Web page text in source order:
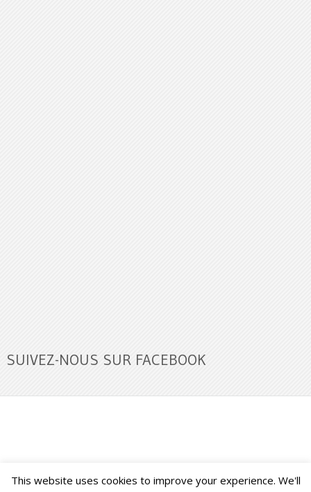
SUIVEZ-NOUS SUR FACEBOOK
This website uses cookies to improve your experience. We'll